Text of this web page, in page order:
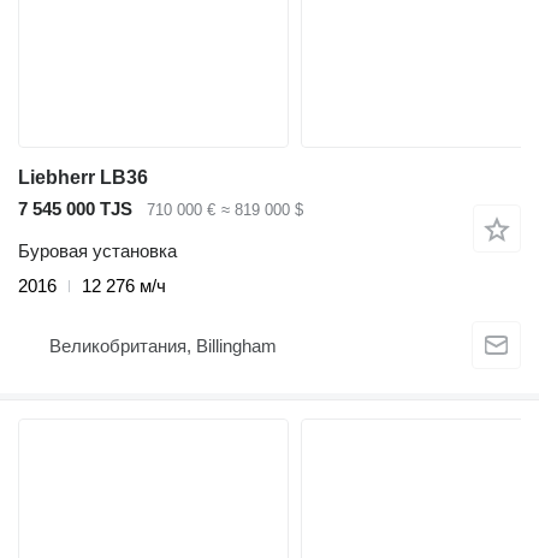
Liebherr LB36
7 545 000 TJS
710 000 € ≈ 819 000 $
Буровая установка
2016
12 276 м/ч
Великобритания, Billingham